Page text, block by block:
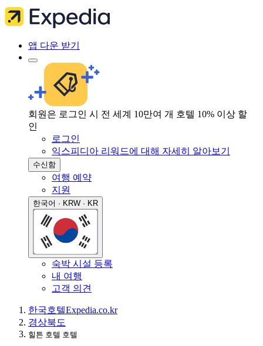
앱 다운 받기
회원은 로그인 시 전 세계 10만여 개 호텔 10% 이상 할
인
로그인
익스피디아 리워드에 대해 자세히 알아보기
수신함
여행 예약
지원
한국어 · KRW · KR
숙박 시설 등록
내 여행
고객 의견
한국호텔Expedia.co.kr
경상북도
힐튼 호텔 호텔